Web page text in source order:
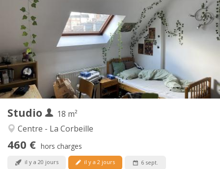
Studio
18 m²
Centre - La Corbeille
460 € hors charges
il y a 20 jours il y a 2 jours 6 sept.
Loyer:
Charges:
Durée:
12 mois
Domiciliation:
Non
Aménagement
Salle de bain:
Cuisine:
Dans la chambre
Superficie:
18 m
2
Pièces privées:
2
Non